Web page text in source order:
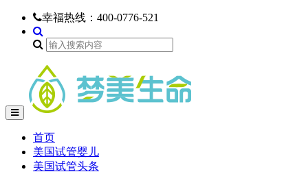
幸福热线： 400-0776-521
首页
美国试管婴儿
美国试管头条